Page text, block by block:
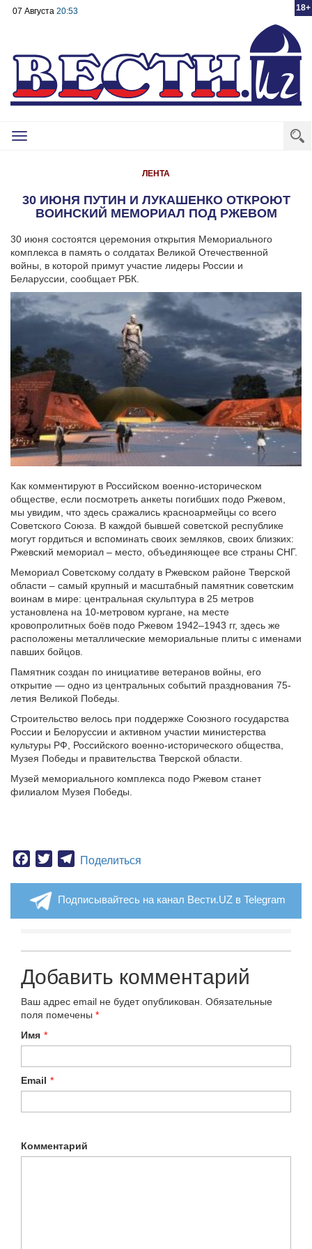
18+
07 Августа 20:53
Toggle
ЛЕНТА
30 ИЮНЯ ПУТИН И ЛУКАШЕНКО ОТКРОЮТ
ВОИНСКИЙ МЕМОРИАЛ ПОД РЖЕВОМ
30 июня состоятся церемония открытия Мемориального
комплекса в память о солдатах Великой Отечественной
войны, в которой примут участие лидеры России и
Беларуссии, сообщает РБК.
Как комментируют в Российском военно-историческом
обществе, если посмотреть анкеты погибших подо Ржевом,
мы увидим, что здесь сражались красноармейцы со всего
Советского Союза. В каждой бывшей советской республике
могут гордиться и вспоминать своих земляков, своих близких:
Ржевский мемориал – место, объединяющее все страны СНГ.
Мемориал Советскому солдату в Ржевском районе Тверской
области – самый крупный и масштабный памятник советским
воинам в мире: центральная скульптура в 25 метров
установлена на 10-метровом кургане, на месте
кровопролитных боёв подо Ржевом 1942–1943 гг, здесь же
расположены металлические мемориальные плиты с именами
павших бойцов.
Памятник создан по инициативе ветеранов войны, его
открытие — одно из центральных событий празднования 75-
летия Великой Победы.
Строительство велось при поддержке Союзного государства
России и Белоруссии и активном участии министерства
культуры РФ, Российского военно-исторического общества,
Музея Победы и правительства Тверской области.
Музей мемориального комплекса подо Ржевом станет
филиалом Музея Победы.
Facebook
TwitterTelegram
Поделиться
Подписывайтесь на канал Вести.UZ в Telegram
Добавить комментарий
Ваш адрес email не будет опубликован. Обязательные
поля помечены *
Имя *
Email *
Комментарий